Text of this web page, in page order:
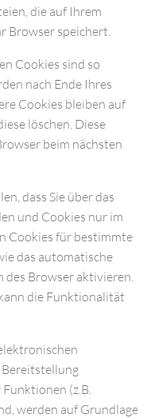
die auf Ihrem
Browser speichert.
Cookies sind so
nach Ende Ihres
Cookies bleiben auf
löschen. Diese
beim nächsten
dass Sie über das
und Cookies nur im
Cookies für bestimmte
das automatische
des Browser aktivieren.
die Funktionalität
(z.B.
werden auf Grundlage